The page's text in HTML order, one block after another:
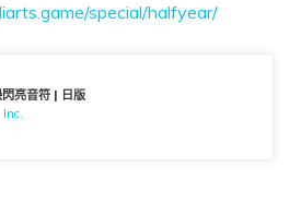
special/halfyear/
亮音符 | 日版